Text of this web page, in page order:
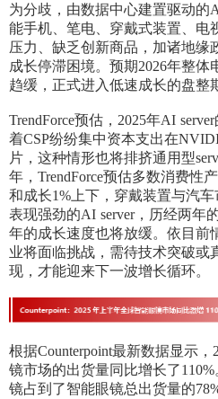
为分歧，由数据中心建置驱动的
能手机、笔电、穿戴式装置、电
压力、缺乏创新商品，加诸地缘
成长停滞困境。预期2026年整
趋缓，正式进入低速成长的盘整
TrendForce预估，2025年AI
着CSP纷纷集中资本支出在
片，这种情形也将排挤通用型
年，TrendForce预估多数消费性
和成长1%上下，穿戴装置与汽
表现强劲的AI server，历经两年
年的成长速度也将放缓。依目前
业将面临挑战，需待技术突破或
现，才能迎来下一波增长循环。
根据Counterpoint最新数据显示
镜市场的出货量同比增长了
镜占到了智能眼镜总出货量的